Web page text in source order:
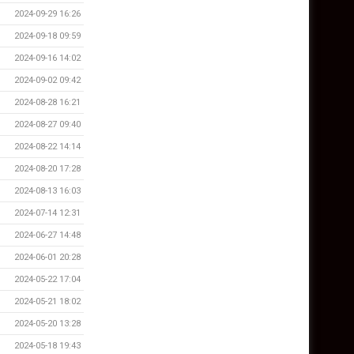
2024-09-29 16:26
2024-09-18 09:59
2024-09-16 14:02
2024-09-02 09:42
2024-08-28 16:21
2024-08-27 09:40
2024-08-22 14:14
2024-08-20 17:28
2024-08-13 16:03
2024-07-14 12:31
2024-06-27 14:48
2024-06-01 20:28
2024-05-22 17:04
2024-05-21 18:02
2024-05-20 13:28
2024-05-18 19:43